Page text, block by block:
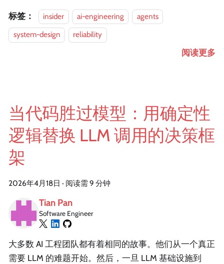
标签： insider ai-engineering
agents
system-design
reliability
阅读更多
当代码胜过模型：用确定性
逻辑替换 LLM 调用的决策框
架
2026年4月18日 · 阅读需 9 分钟
Tian Pan
Software Engineer
大多数 AI 工程团队都有着相同的故事。他们从一个真正
需要 LLM 的难题开始。然后，一旦 LLM 基础设施到